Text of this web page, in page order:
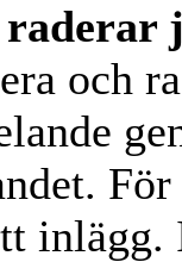
och
inlägg.